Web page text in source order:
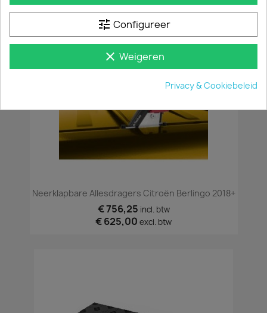
JE BENT MISSCHIEN OOK GEÏNTERESSEERD IN
Neerklapbare Allesdragers Citroën Berlingo 2018+
€ 756,25 incl. btw
€ 625,00 excl. btw
tune Configureer
clear Weigeren
Privacy & Cookiebeleid